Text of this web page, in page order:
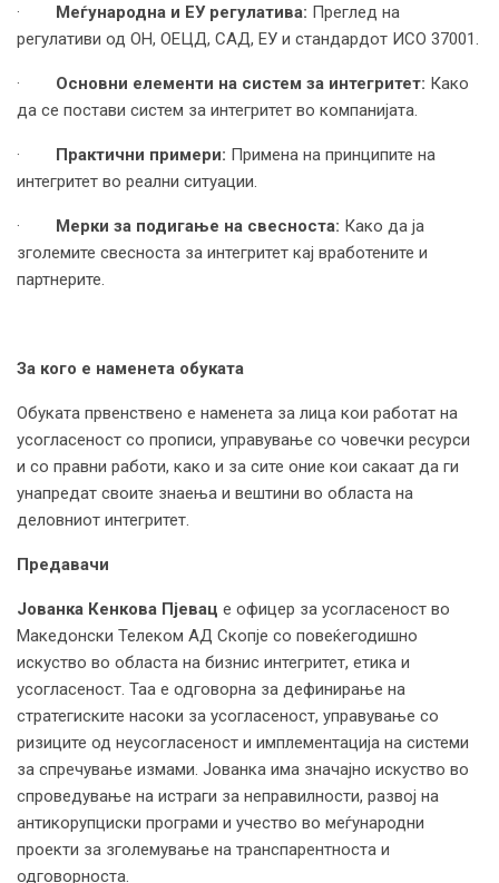
· Меѓународна и ЕУ регулатива: Преглед на
регулативи од ОН, ОЕЦД, САД, ЕУ и стандардот ИСО 37001.
· Основни елементи на систем за интегритет: Како
да се постави систем за интегритет во компанијата.
· Практични примери: Примена на принципите на
интегритет во реални ситуации.
· Мерки за подигање на свесноста: Како да ја
зголемите свесноста за интегритет кај вработените и
партнерите.
За кого е наменета обуката
Обуката првенствено е наменета за лица кои работат на
усогласеност со прописи, управување со човечки ресурси
и со правни работи, како и за сите оние кои сакаат да ги
унапредат своите знаења и вештини во областа на
деловниот интегритет.
Предавачи
Јованка Кенкова Пјевац е офицер за усогласеност во
Македонски Телеком АД Скопје со повеќегодишно
искуство во областа на бизнис интегритет, етика и
усогласеност. Таа е одговорна за дефинирање на
стратегиските насоки за усогласеност, управување со
ризиците од неусогласеност и имплементација на системи
за спречување измами. Јованка има значајно искуство во
спроведување на истраги за неправилности, развој на
антикорупциски програми и учество во меѓународни
проекти за зголемување на транспарентноста и
одговорноста.